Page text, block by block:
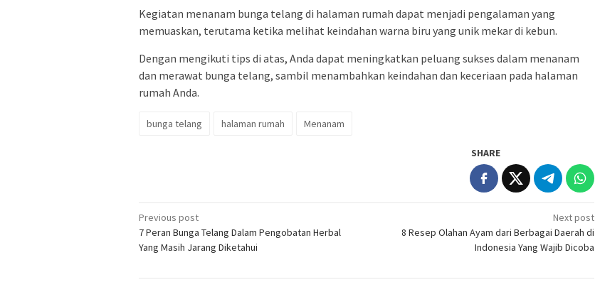
Kegiatan menanam bunga telang di halaman rumah dapat menjadi pengalaman yang
memuaskan, terutama ketika melihat keindahan warna biru yang unik mekar di kebun.
Dengan mengikuti tips di atas, Anda dapat meningkatkan peluang sukses dalam menanam
dan merawat bunga telang, sambil menambahkan keindahan dan keceriaan pada halaman
rumah Anda.
bunga telang halaman rumah Menanam
SHARE
Post
navigation
Previous post
7 Peran Bunga Telang Dalam Pengobatan Herbal
Yang Masih Jarang Diketahui
Next post
8 Resep Olahan Ayam dari Berbagai Daerah di
Indonesia Yang Wajib Dicoba